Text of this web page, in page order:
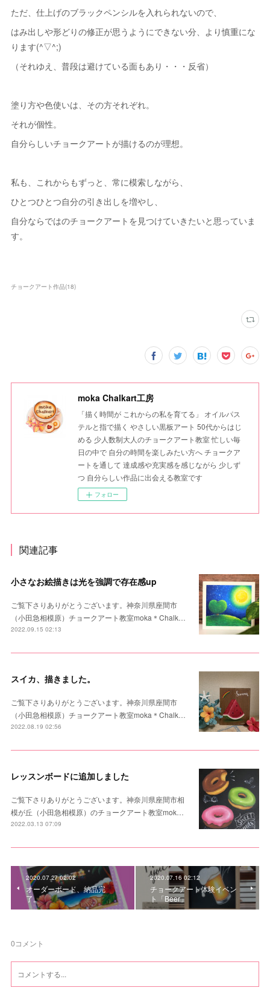
ただ、仕上げのブラックペンシルを入れられないので、
はみ出しや形どりの修正が思うようにできない分、より慎重にな
ります(^▽^;)
（それゆえ、普段は避けている面もあり・・・反省）
塗り方や色使いは、その方それぞれ。
それが個性。
自分らしいチョークアートが描けるのが理想。
私も、これからもずっと、常に模索しながら、
ひとつひとつ自分の引き出しを増やし、
自分ならではのチョークアートを見つけていきたいと思っていま
す。
チョークアート作品(18)
moka Chalkart工房
「描く時間が これからの私を育てる」 オイルパス
テルと指で描く やさしい黒板アート 50代からはじ
める 少人数制大人のチョークアート教室 忙しい毎
日の中で 自分の時間を楽しみたい方へ チョークア
ートを通して 達成感や充実感を感じながら 少しず
つ 自分らしい作品に出会える教室です
フォロー
関連記事
小さなお絵描きは光を強調で存在感up
ご覧下さりありがとうございます。神奈川県座間市
（小田急相模原）チョークアート教室moka＊Chalk…
2022.09.15 02:13
スイカ、描きました。
ご覧下さりありがとうございます。神奈川県座間市
（小田急相模原）チョークアート教室moka＊Chalk…
2022.08.19 02:56
レッスンボードに追加しました
ご覧下さりありがとうございます。神奈川県座間市相
模が丘（小田急相模原）のチョークアート教室mok…
2022.03.13 07:09
2020.07.27 02:02
オーダーボード、納品完
了。
2020.07.16 02:12
チョークアート体験イベン
ト「Beer」
0コメント